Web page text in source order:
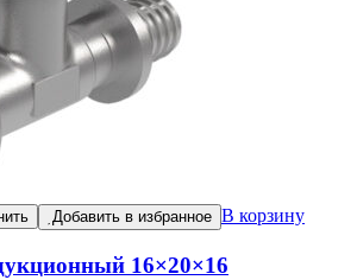
Добавить в избранное В корзину
16×20×16